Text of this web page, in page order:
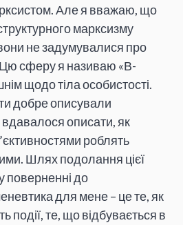
Але я вважаю, що
марксизму
не задумувалися про
сферу я називаю «В-
щодо тіла особистості.
добре описували
вдавалося описати, як
роблять
Шлях подолання цієї
поверненні до
для мене – це те, як
події, те, що відбувається в